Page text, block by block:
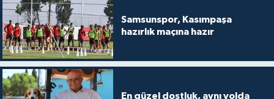
Samsunspor, Kasımpaşa
hazırlık maçına hazır
En güzel dostluk, aynı yolda